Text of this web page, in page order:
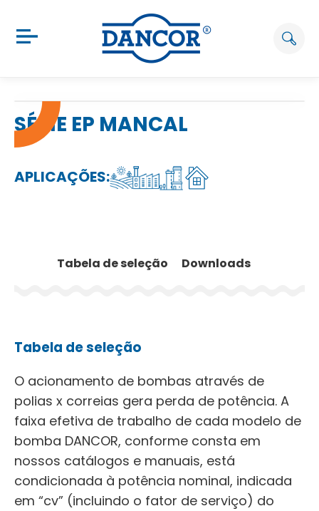
SÉRIE EP MANCAL
APLICAÇÕES:
Tabela de seleção Downloads
Tabela de seleção
O acionamento de bombas através de
polias x correias gera perda de potência. A
faixa efetiva de trabalho de cada modelo de
bomba DANCOR, conforme consta em
nossos catálogos e manuais, está
condicionada à potência nominal, indicada
em “cv” (incluindo o fator de serviço) do